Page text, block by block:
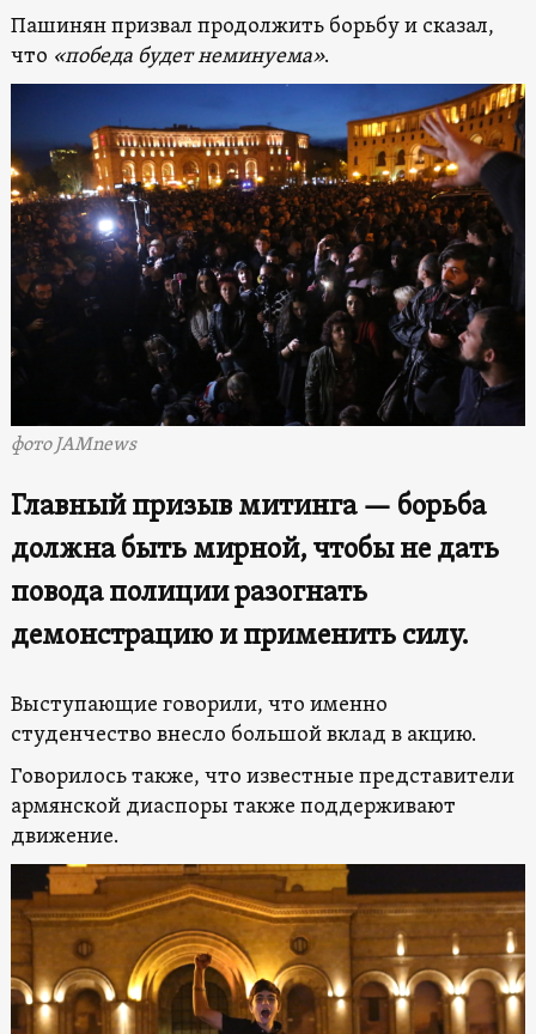
Пашинян призвал продолжить борьбу и сказал,
что «победа будет неминуема».
фото JAMnews
Главный призыв митинга — борьба
должна быть мирной, чтобы не дать
повода полиции разогнать
демонстрацию и применить силу.
Выступающие говорили, что именно
студенчество внесло большой вклад в акцию.
Говорилось также, что известные представители
армянской диаспоры также поддерживают
движение.